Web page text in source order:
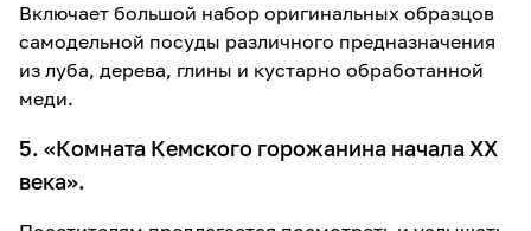
Включает большой набор оригинальных образцов
самодельной посуды различного предназначения
из луба, дерева, глины и кустарно обработанной
меди.
5. «Комната Кемского горожанина начала XX
века».